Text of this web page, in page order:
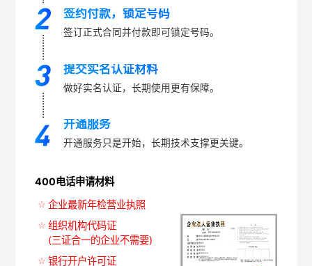
签约付款，锁定号码
签订正式合同并付款即可锁定号码。
提交实名认证材料
做好实名认证，长期使用更有保障。
开通服务
开通服务只是开始，长期技术支撑更关键。
400电话申请材料
企业最新年检营业执照
组织机构代码证
(三证合一的企业不需要)
银行开户许可证